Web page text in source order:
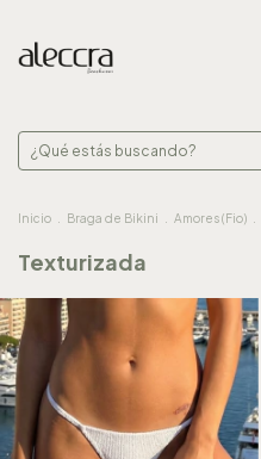
Inicio Braga de Bikini Amores (Fio)
Texturizada